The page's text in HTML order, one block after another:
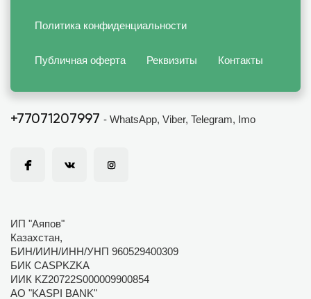
Политика конфиденциальности
Публичная оферта Реквизиты Контакты
+77071207997 - WhatsApp, Viber, Telegram, Imo
ИП "Аяпов"
Казахстан,
БИН/ИИН/ИНН/УНП 960529400309
БИК CASPKZKA
ИИК KZ20722S000009900854
АО "KASPI BANK"